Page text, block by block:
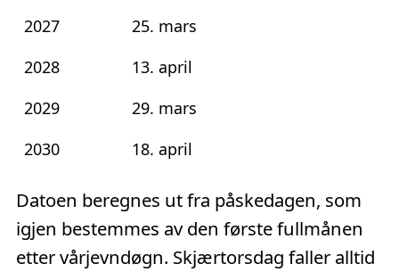
2027
25. mars
2028
13. april
2029
29. mars
2030
18. april
Datoen beregnes ut fra påskedagen, som
igjen bestemmes av den første fullmånen
etter vårjevndøgn. Skjærtorsdag faller alltid